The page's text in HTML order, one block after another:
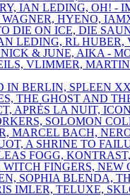
IAN LEDING, OH! -
HYENO,
DIE ON ICE, DIE
LEDING, RL
& JUNE, AIKA -
VLIMMER,
BERLIN, SPLEEN
THE GHOST AND
APRÈS LA NUIT,
SOLOMON
MARCEL BACH,
A SHRINE TO
FOGG,
FINGERS,
SOPHIA BLENDA,
IMLER, TELUXE,